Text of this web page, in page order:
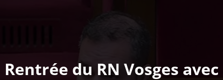
Rentrée du RN Vosges avec